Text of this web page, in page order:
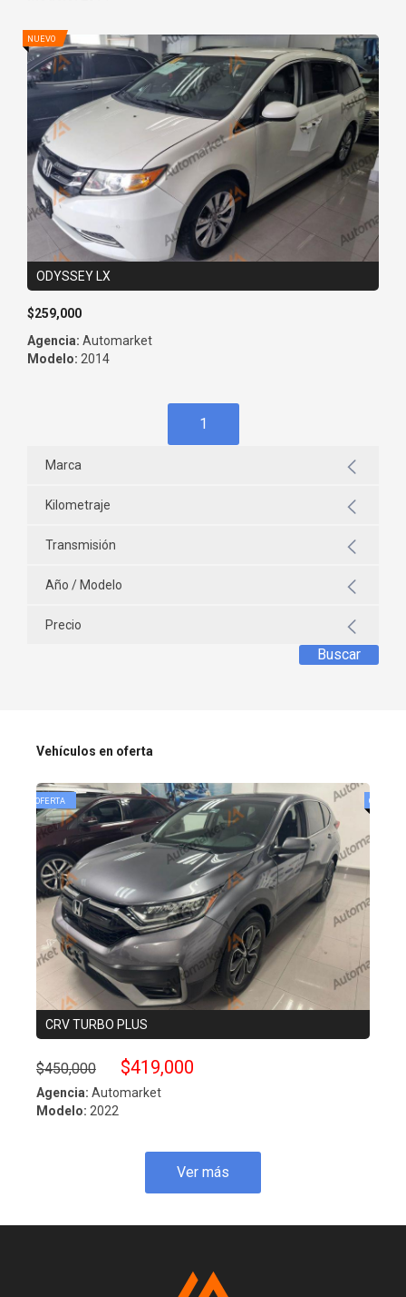
ODYSSEY LX
$259,000
Agencia: Automarket
Modelo: 2014
1
Marca
Kilometraje
Transmisión
Año / Modelo
Precio
Buscar
Vehículos en oferta
CRV TURBO PLUS
$450,000 $419,000
Agencia: Automarket
Modelo: 2022
Ver más